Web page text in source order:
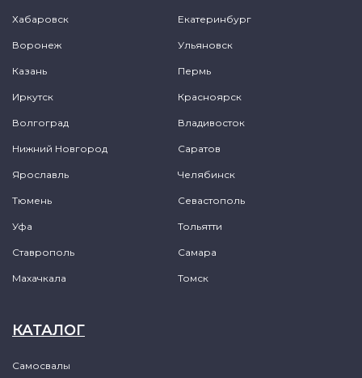
Хабаровск Екатеринбург
Воронеж Ульяновск
Казань Пермь
Иркутск Красноярск
Волгоград Владивосток
Нижний Новгород Саратов
Ярославль Челябинск
Тюмень Севастополь
Уфа Тольятти
Ставрополь Самара
Махачкала Томск
КАТАЛОГ
Самосвалы